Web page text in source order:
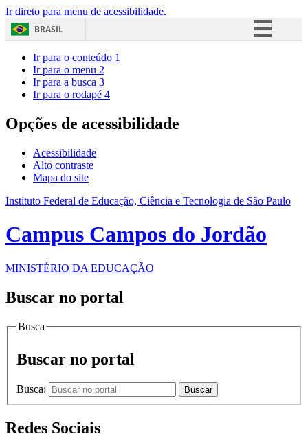
Ir direto para menu de acessibilidade.
BRASIL
Acesso à informação
Ir para o conteúdo 1
Ir para o menu 2
Ir para a busca 3
Ir para o rodapé 4
Opções de acessibilidade
Acessibilidade
Alto contraste
Mapa do site
Instituto Federal de Educação, Ciência e Tecnologia de São Paulo
Campus Campos do Jordão
MINISTÉRIO DA EDUCAÇÃO
Buscar no portal
Busca
Buscar no portal
Busca: Buscar
Redes Sociais